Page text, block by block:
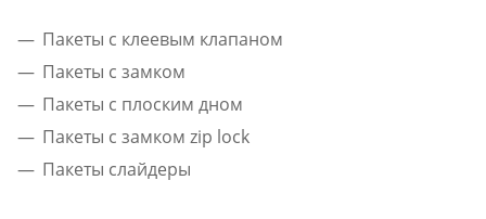
Пакеты с клеевым клапаном
Пакеты с замком
Пакеты с плоским дном
Пакеты с замком zip lock
Пакеты слайдеры